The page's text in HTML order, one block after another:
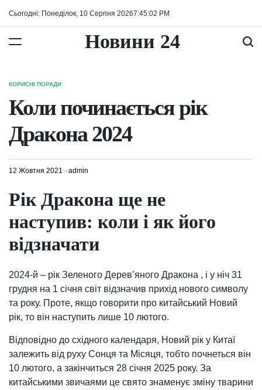
Сьогодні: Понеділок, 10 Серпня 20267:45:02 PM
Новини 24
ОПУБЛІКУВАТИ
КОРИСНІ ПОРАДИ
Коли починається рік
Дракона 2024
12 Жовтня 2021 admin
Рік Дракона ще не
наступив: коли і як його
відзначати
2024-й – рік Зеленого Дерев’яного Дракона , і у ніч 31
грудня на 1 січня світ відзначив прихід нового символу
та року. Проте, якщо говорити про китайський Новий
рік, то він наступить лише 10 лютого.
Відповідно до східного календаря, Новий рік у Китаї
залежить від руху Сонця та Місяця, тобто почнеться він
10 лютого, а закінчиться 28 січня 2025 року. За
китайськими звичаями це свято знаменує зміну тварини